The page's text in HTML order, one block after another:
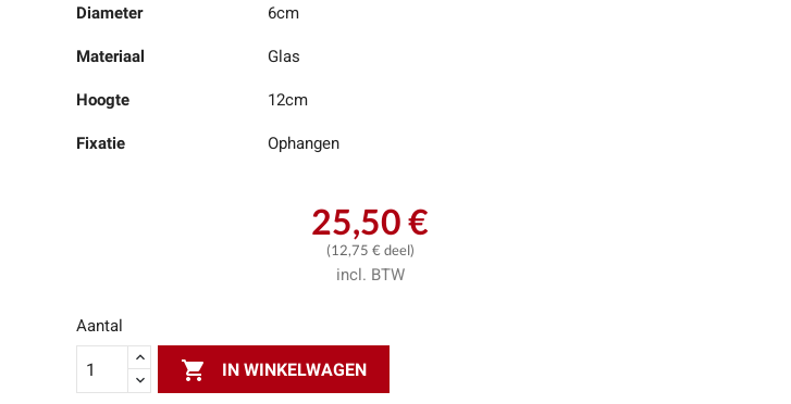
Diameter
6cm
Materiaal Glas
Hoogte 12cm
Fixatie Ophangen
25,50 €
(12,75 € deel)
incl. BTW
Aantal
 IN WINKELWAGEN